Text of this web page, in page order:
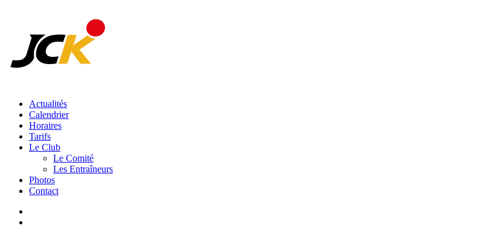
Actualités
Calendrier
Horaires
Tarifs
Le Club
Le Comité
Les Entraîneurs
Photos
Contact